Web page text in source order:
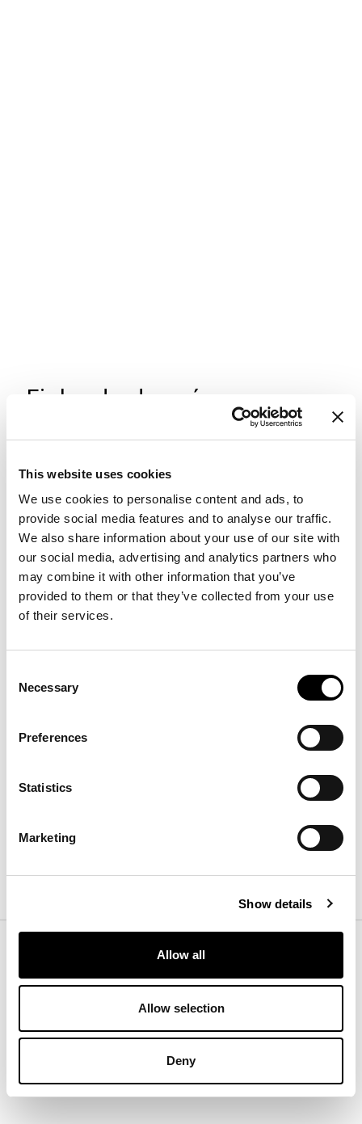
This website uses cookies
We use cookies to personalise content and ads, to
provide social media features and to analyse our traffic.
We also share information about your use of our site with
our social media, advertising and analytics partners who
may combine it with other information that you’ve
provided to them or that they’ve collected from your use
of their services.
Selection
Necessary
Preferences
Statistics
Marketing
Show details
Allow all
Allow selection
Deny
Fiche de données
Profondeur
2/2
Finitions
Brown Grey